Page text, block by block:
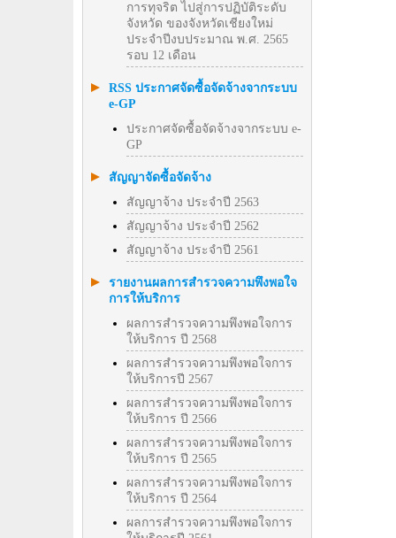
การทุจริต ไปสู่การปฏิบัติระดับ
จังหวัด ของจังหวัดเชียงใหม่
ประจำปีงบประมาณ พ.ศ. 2565
รอบ 12 เดือน
RSS ประกาศจัดซื้อจัดจ้างจากระบบ
e-GP
ประกาศจัดซื้อจัดจ้างจากระบบ e-
GP
สัญญาจัดซื้อจัดจ้าง
สัญญาจ้าง ประจำปี 2563
สัญญาจ้าง ประจำปี 2562
สัญญาจ้าง ประจำปี 2561
รายงานผลการสำรวจความพึงพอใจ
การให้บริการ
ผลการสำรวจความพึงพอใจการ
ให้บริการ ปี 2568
ผลการสำรวจความพึงพอใจการ
ให้บริการปี 2567
ผลการสำรวจความพึงพอใจการ
ให้บริการ ปี 2566
ผลการสำรวจความพึงพอใจการ
ให้บริการ ปี 2565
ผลการสำรวจความพึงพอใจการ
ให้บริการ ปี 2564
ผลการสำรวจความพึงพอใจการ